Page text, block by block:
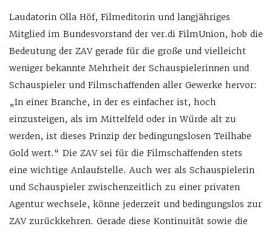
Laudatorin Olla Höf, Filmeditorin und langjähriges
Mitglied im Bundesvorstand der ver.di FilmUnion, hob die
Bedeutung der ZAV gerade für die große und vielleicht
weniger bekannte Mehrheit der Schauspielerinnen und
Schauspieler und Filmschaffenden aller Gewerke hervor:
„In einer Branche, in der es einfacher ist, hoch
einzusteigen, als im Mittelfeld oder in Würde alt zu
werden, ist dieses Prinzip der bedingungslosen Teilhabe
Gold wert.“ Die ZAV sei für die Filmschaffenden stets
eine wichtige Anlaufstelle. Auch wer als Schauspielerin
und Schauspieler zwischenzeitlich zu einer privaten
Agentur wechsele, könne jederzeit und bedingungslos zur
ZAV zurückkehren. Gerade diese Kontinuität sowie die